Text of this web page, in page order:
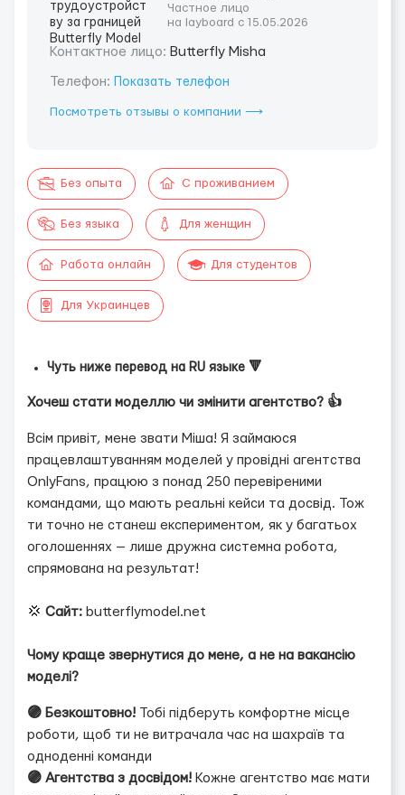
Частное лицо
на layboard с 15.05.2026
Контактное лицо: Butterfly Misha
Телефон: Показать телефон
Посмотреть отзывы о компании ⟶
Без опыта С проживанием
Без языка Для женщин
Работа онлайн Для студентов
Для Украинцев
Чуть ниже перевод на RU языке 🔻
Хочеш стати моделлю чи змінити агентство? 👍
Всім привіт, мене звати Міша! Я займаюся
працевлаштуванням моделей у провідні агентства
OnlyFans, працюю з понад 250 перевіреними
командами, що мають реальні кейси та досвід. Тож
ти точно не станеш експериментом, як у багатьох
оголошеннях — лише дружна системна робота,
спрямована на результат!
💢 Сайт: butterflymodel.net
Чому краще звернутися до мене, а не на вакансію
моделі?
🟣 Безкоштовно!
Тобі підберуть комфортне місце
роботи, щоб ти не витрачала час на шахраїв та
одноденні команди
🟣 Агентства з досвідом! Кожне агентство має мати